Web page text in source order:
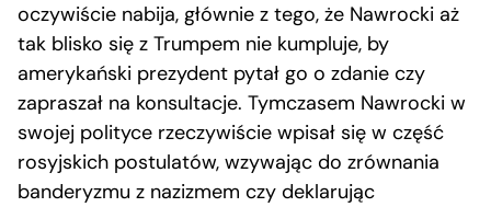
oczywiście nabija, głównie z tego, że Nawrocki aż
tak blisko się z Trumpem nie kumpluje, by
amerykański prezydent pytał go o zdanie czy
zapraszał na konsultacje. Tymczasem Nawrocki w
swojej polityce rzeczywiście wpisał się w część
rosyjskich postulatów, wzywając do zrównania
banderyzmu z nazizmem czy deklarując